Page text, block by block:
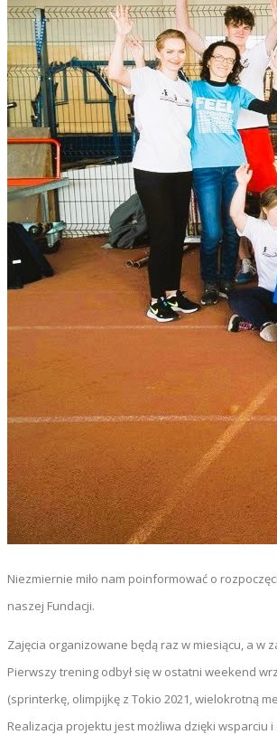
Niezmiernie miło nam poinformować o
naszej Fundacji.
Zajęcia organizowane będą raz w miesiącu, a w
Pierwszy trening odbył się w ostatni weekend
(sprinterkę, olimpijkę z Tokio 2021, wielokrotną
Realizacja projektu jest możliwa dzięki wsparciu